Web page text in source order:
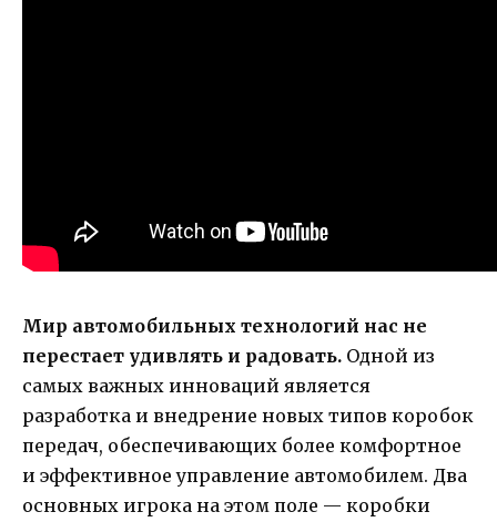
Мир автомобильных технологий нас не
перестает удивлять и радовать. Одной из
самых важных инноваций является
разработка и внедрение новых типов коробок
передач, обеспечивающих более комфортное
и эффективное управление автомобилем. Два
основных игрока на этом поле — коробки